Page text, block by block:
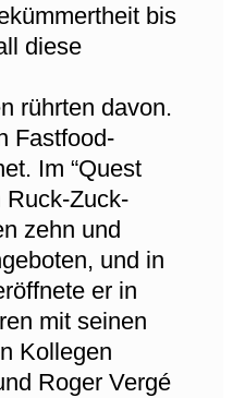
bis
diese
rührten davon.
Fastfood-
Im “Quest
Ruck-Zuck-
zehn und
und in
er in
mit seinen
Kollegen
Roger Vergé